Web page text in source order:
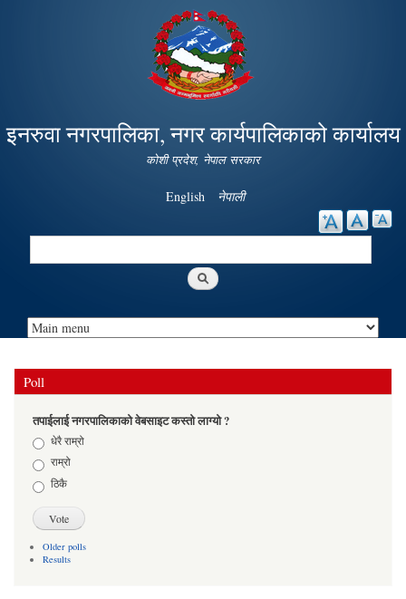
Skip to
main
content
इनरुवा नगरपालिका, नगर कार्यपालिकाको कार्यालय
कोशी प्रदेश, नेपाल सरकार
English नेपाली
Search
Poll
तपाईलाई नगरपालिकाको वेबसाइट कस्तो लाग्यो ?
Choicesधेरै राम्रो
राम्रो
ठिकै
Older polls
Results